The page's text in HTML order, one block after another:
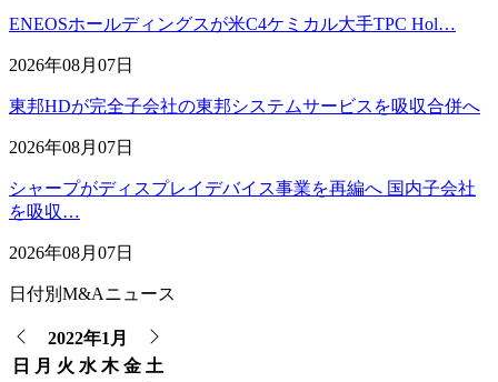
ENEOSホールディングスが米C4ケミカル大手TPC Hol…
2026年08月07日
東邦HDが完全子会社の東邦システムサービスを吸収合併へ
2026年08月07日
シャープがディスプレイデバイス事業を再編へ 国内子会社
を吸収…
2026年08月07日
日付別M&Aニュース
2022年1月
日
月 火 水 木 金 土